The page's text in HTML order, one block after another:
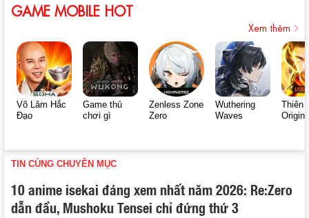
GAME MOBILE HOT
Xem thêm
Võ Lâm Hắc
Đạo
Game thủ
chơi gì
Zenless Zone
Zero
Wuthering
Waves
Thiên
Origin
TIN CÙNG CHUYÊN MỤC
10 anime isekai đáng xem nhất năm 2026: Re:Zero
dẫn đầu, Mushoku Tensei chỉ đứng thứ 3